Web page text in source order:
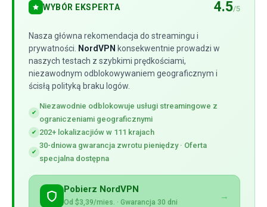
WYBÓR EKSPERTA 4.5/5
Nasza główna rekomendacja do streamingu i
prywatności. NordVPN konsekwentnie prowadzi w
naszych testach z szybkimi prędkościami,
niezawodnym odblokowywaniem geograficznym i
ścisłą polityką braku logów.
✔
Niezawodnie odblokowuje usługi streamingowe z
ograniczeniami geograficznymi
✔ 202+ lokalizacjiów w 111 krajach
✔
30-dniowa gwarancja zwrotu pieniędzy · Oferta
specjalna dostępna
Pobierz NordVPN
Od $3,39/mies. · Gwarancja 30 dni
→